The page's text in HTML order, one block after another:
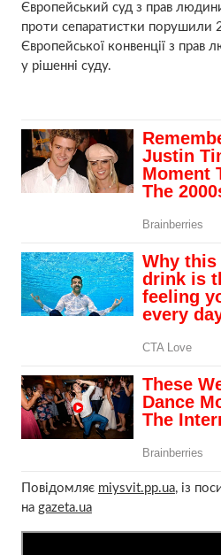
Європейський суд з прав
проти сепаратистки порушили 2
Європейської конвенції з прав
у рішенні суду.
Повідомляє miysvit.pp.ua, із
на gazeta.ua